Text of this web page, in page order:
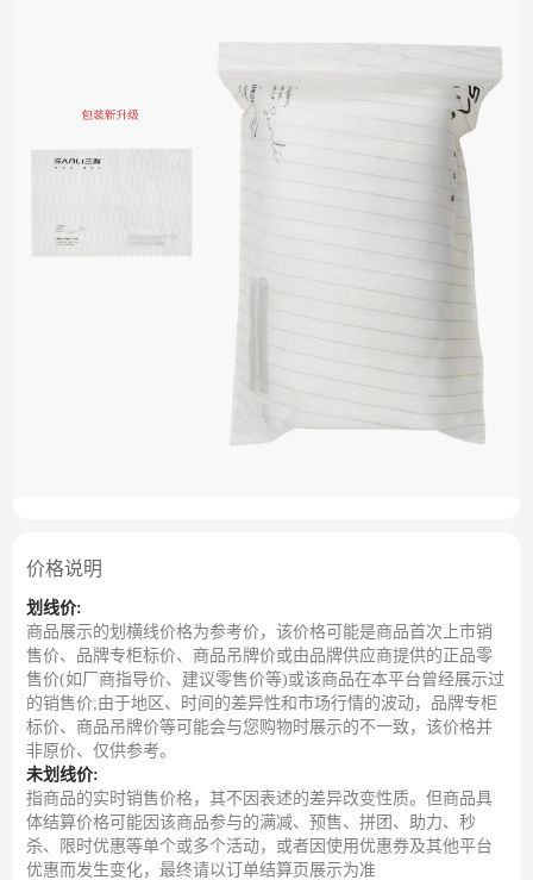
价格说明
划线价:
商品展示的划横线价格为参考价，该价格可能是商品首次上市销
售价、品牌专柜标价、商品吊牌价或由品牌供应商提供的正品零
售价(如厂商指导价、建议零售价等)或该商品在本平台曾经展示过
的销售价;由于地区、时间的差异性和市场行情的波动，品牌专柜
标价、商品吊牌价等可能会与您购物时展示的不一致，该价格并
非原价、仅供参考。
未划线价:
指商品的实时销售价格，其不因表述的差异改变性质。但商品具
体结算价格可能因该商品参与的满减、预售、拼团、助力、秒
杀、限时优惠等单个或多个活动，或者因使用优惠券及其他平台
优惠而发生变化，最终请以订单结算页展示为准